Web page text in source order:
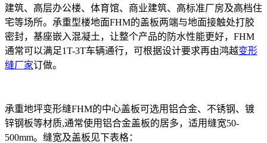
建筑、高层办公楼、体育馆、商业建筑、高标准厂房及高档住
宅等场所。承重型楼地面FHM的盖板两端与地面接触处打胶
密封，基座嵌入混凝土，让整个产品的防水性能更好，FHM
通常可以满足1T-3T车辆通行，可根据设计要求再由鸿越变形
缝厂家订做。
承重地坪变形缝FHM的中心盖板可选用铝合金、不锈钢、镀
锌钢板等材质,通常使用铝合金盖板的居多，适用缝宽50-
500mm。缝宽及盖板见下表格：